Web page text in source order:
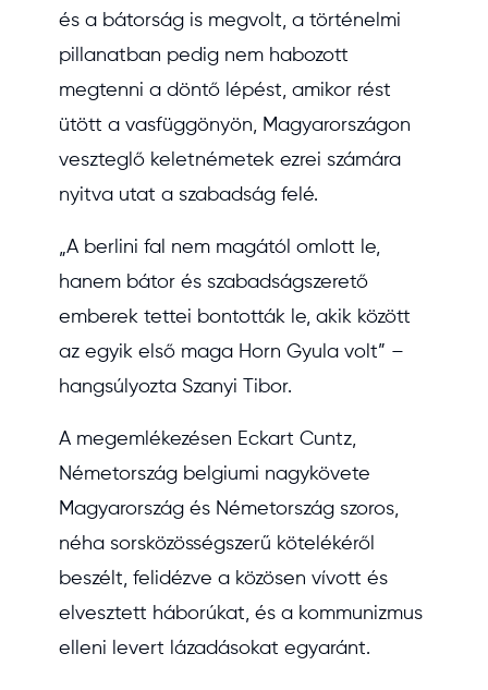
és a bátorság is megvolt, a történelmi
pillanatban pedig nem habozott
megtenni a döntő lépést, amikor rést
ütött a vasfüggönyön, Magyarországon
veszteglő keletnémetek ezrei számára
nyitva utat a szabadság felé.
„A berlini fal nem magától omlott le,
hanem bátor és szabadságszerető
emberek tettei bontották le, akik között
az egyik első maga Horn Gyula volt” –
hangsúlyozta Szanyi Tibor.
A megemlékezésen Eckart Cuntz,
Németország belgiumi nagykövete
Magyarország és Németország szoros,
néha sorsközösségszerű kötelékéről
beszélt, felidézve a közösen vívott és
elvesztett háborúkat, és a kommunizmus
elleni levert lázadásokat egyaránt.